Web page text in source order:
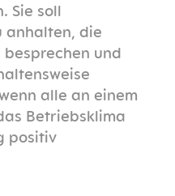
Sie soll
anhalten, die
besprechen und
alle an einem
Betriebsklima
positiv